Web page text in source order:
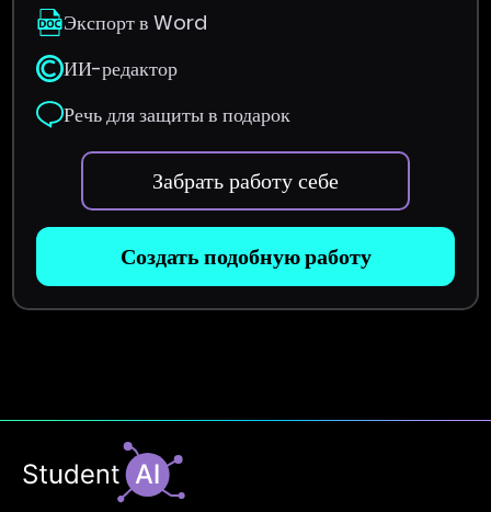
Экспорт в Word
ИИ-редактор
Речь для защиты в подарок
Забрать работу себе
Создать подобную работу